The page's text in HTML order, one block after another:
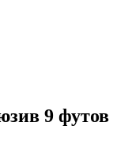
9 футов